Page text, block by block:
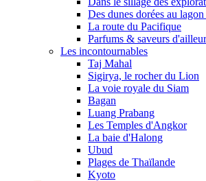
Des dunes dorées au
La route du Pacifique
Parfums & saveurs
Les incontournables
Taj Mahal
Sigirya, le rocher du Lion
La voie royale du Siam
Bagan
Luang Prabang
Les Temples d'Angkor
La baie d'Halong
Ubud
Plages de Thaïlande
Kyoto